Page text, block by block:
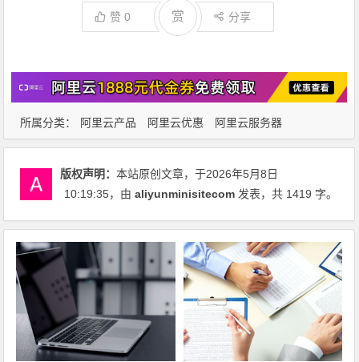
赞0 赏 分享
所属分类： 阿里云产品 阿里云优惠 阿里云服务器
版权声明：本站原创文章，于2026年5月8日
10:19:35，由aliyunminisitecom 发表，共 1419 字。